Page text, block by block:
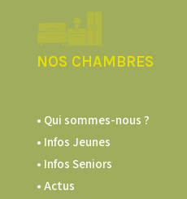
NOS CHAMBRES
• Qui sommes-nous ?
• Infos Jeunes
• Infos Seniors
• Actus